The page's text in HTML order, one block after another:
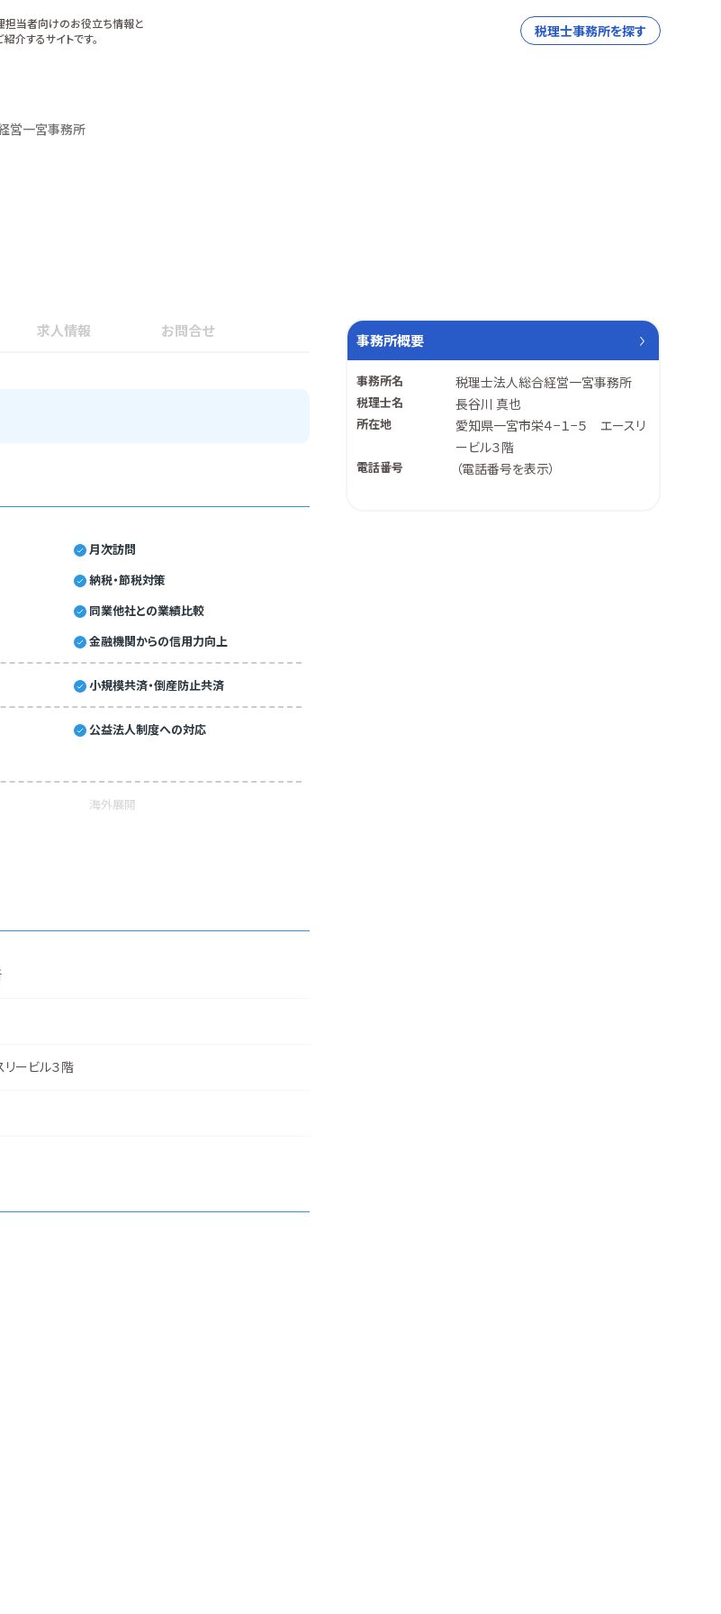
担当者向けのお役立ち情報と
介するサイトです。
税理士事務所を探す
営一宮事務所
求人情報 お問合せ
月次訪問
納税・節税対策
同業他社との業績比較
金融機関からの信用力向上
小規模共済・倒産防止共済
公益法人制度への対応
海外展開
ービル３階
事務所概要
事務所名 税理士法人総合経営一宮事務所
税理士名 長谷川 真也
所在地
愛知県一宮市栄４−１−５ エースリ
ービル３階
電話番号 （電話番号を表示）